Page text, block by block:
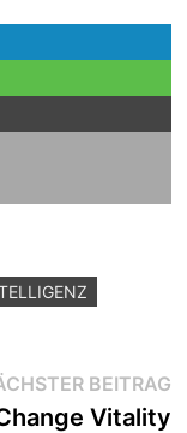
BEITRAG
Vitality